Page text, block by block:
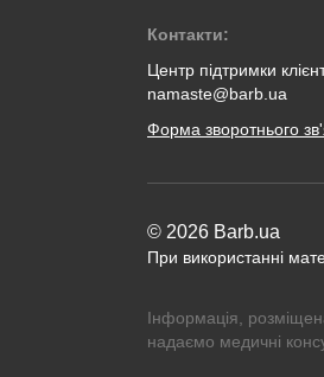
Контакти:
Центр підтримки
namaste@barb.ua
Форма зворотнього
© 2026 Barb.ua
При використанні
Інформація,
надаємо медичні